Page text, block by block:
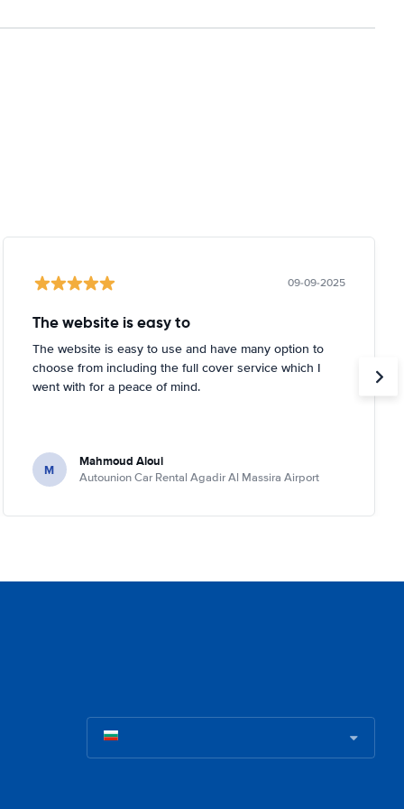
09-09-2025
The website is easy to
The website is easy to use and have many option to
choose from including the full cover service which I
went with for a peace of mind.
M Mahmoud Aloui
Autounion Car Rental Agadir Al Massira Airport